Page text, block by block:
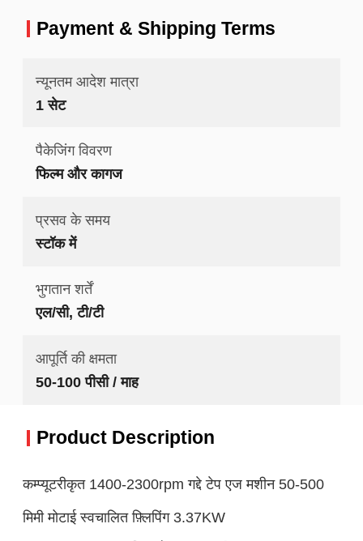
Payment & Shipping Terms
न्यूनतम आदेश मात्रा
1 सेट
पैकेजिंग विवरण
फिल्म और कागज
प्रसव के समय
स्टॉक में
भुगतान शर्तें
एल/सी, टी/टी
आपूर्ति की क्षमता
50-100 पीसी / माह
Product Description
कम्प्यूटरीकृत 1400-2300rpm गद्दे टेप एज मशीन 50-500
मिमी मोटाई स्वचालित फ़्लिपिंग 3.37KW